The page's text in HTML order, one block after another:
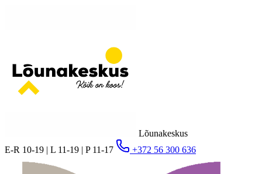
Lõunakeskus
E-R 10-19 | L 11-19 | P 11-17
+372 56 300 636